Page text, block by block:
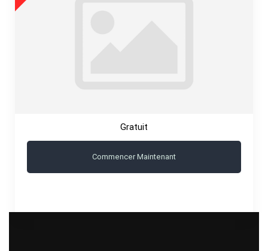
Gratuit
Commencer Maintenant